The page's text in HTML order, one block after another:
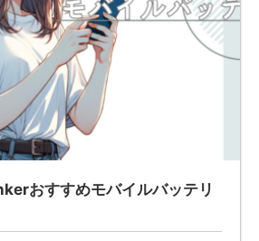
おすすめモバイルバッテリ